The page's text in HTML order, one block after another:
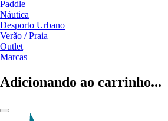
Paddle
Náutica
Desporto Urbano
Verão / Praia
Outlet
Marcas
Adicionando ao carrinho...